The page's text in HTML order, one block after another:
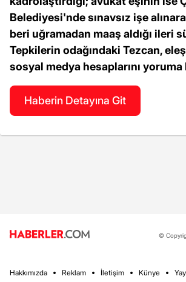
Belediyesi'nde sınavsız işe
beri uğramadan maaş aldığı ileri
Tepkilerin odağındaki Tezcan,
sosyal medya hesaplarını yoruma
Haberin Detayına Git
©
Hakkımızda Reklam İletişim Künye